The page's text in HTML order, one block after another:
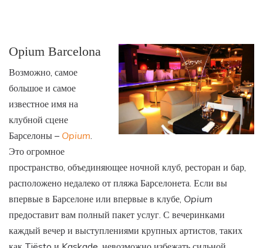
Opium Barcelona
Возможно, самое
большое и самое
известное имя на
клубной сцене
Барселоны – Opium
Это огромное
пространство, объединяющее ночной клуб, ресторан и бар,
расположено недалеко от пляжа Барселонета. Если вы
впервые в Барселоне или впервые в клубе, Opium
предоставит вам полный пакет услуг. С вечеринками
каждый вечер и выступлениями крупных артистов, таких